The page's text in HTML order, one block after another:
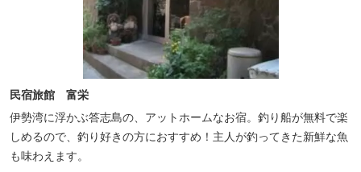
民宿旅館 富栄
伊勢湾に浮かぶ答志島の、アットホームなお宿。釣り船が無料で楽
しめるので、釣り好きの方におすすめ！主人が釣ってきた新鮮な魚
も味わえます。